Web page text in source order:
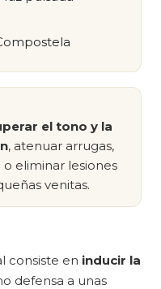
el tono y la
, atenuar arrugas,
eliminar lesiones
venitas.
consiste en inducir la
defensa a unas